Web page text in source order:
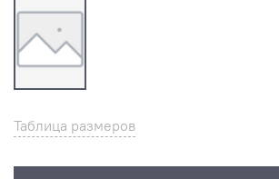
Таблица размеров